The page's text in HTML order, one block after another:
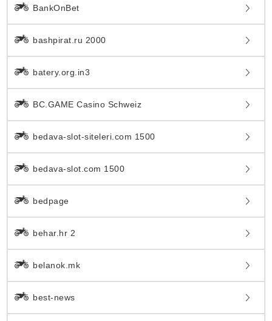
BankOnBet
bashpirat.ru 2000
batery.org.in3
BC.GAME Casino Schweiz
bedava-slot-siteleri.com 1500
bedava-slot.com 1500
bedpage
behar.hr 2
belanok.mk
best-news